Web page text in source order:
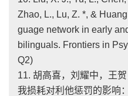
Zhao, L., Lu, Z. *, &
guage network in early
bilinguals. Frontiers in
Q2)
11. 胡高喜，刘耀中，王
我损耗对利他惩罚的影响